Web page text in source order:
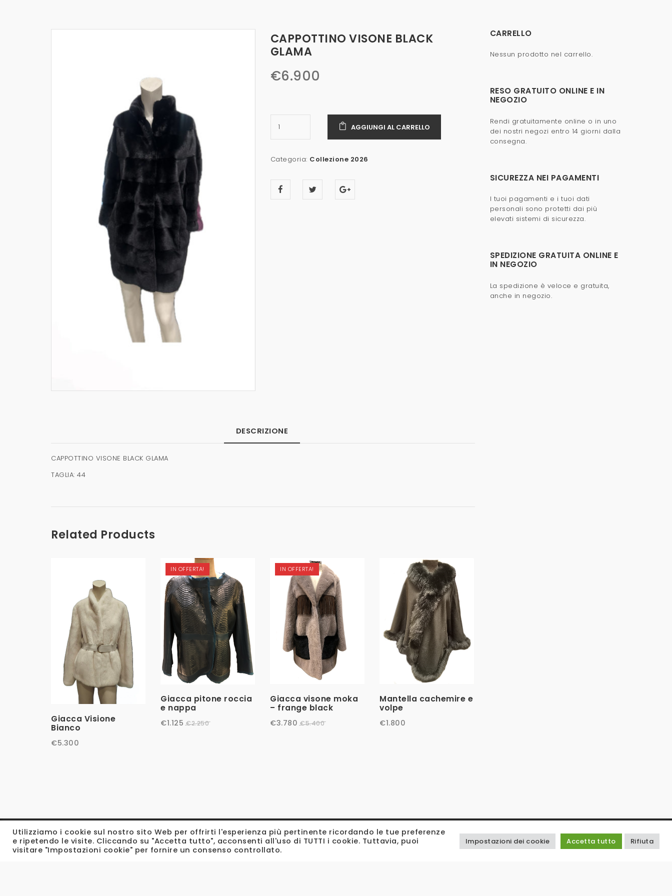
CAPPOTTINO VISONE BLACK
GLAMA
€6.900
AGGIUNGI AL CARRELLO
Categoria: Collezione 2026
DESCRIZIONE
CAPPOTTINO VISONE BLACK GLAMA
TAGLIA: 44
Related Products
Giacca Visione
Bianco
€5.300
IN OFFERTA!
Giacca pitone roccia
e nappa
€1.125 €2.250
IN OFFERTA!
Giacca visone moka
– frange black
€3.780 €5.400
Mantella cachemire e
volpe
€1.800
CARRELLO
Nessun prodotto nel carrello.
RESO GRATUITO ONLINE E IN
NEGOZIO
Rendi gratuitamente online o in uno
dei nostri negozi entro 14 giorni dalla
consegna.
SICUREZZA NEI PAGAMENTI
I tuoi pagamenti e i tuoi dati
personali sono protetti dai più
elevati sistemi di sicurezza.
SPEDIZIONE GRATUITA ONLINE E
IN NEGOZIO
La spedizione è veloce e gratuita,
anche in negozio.
Utilizziamo i cookie sul nostro sito Web per offrirti l'esperienza più pertinente ricordando le tue preferenze
e ripetendo le visite. Cliccando su "Accetta tutto", acconsenti all'uso di TUTTI i cookie. Tuttavia, puoi
visitare "Impostazioni cookie" per fornire un consenso controllato.
Impostazioni dei cookie Accetta tutto Rifiuta